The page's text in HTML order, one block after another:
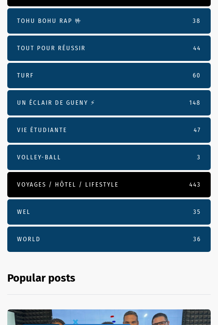
TOHU BOHU RAP 🤟 38
TOUT POUR RÉUSSIR 44
TURF 60
UN ÉCLAIR DE GUENY ⚡️ 148
VIE ÉTUDIANTE 47
VOLLEY-BALL 3
VOYAGES / HÔTEL / LIFESTYLE 443
WEL 35
WORLD 36
Popular posts